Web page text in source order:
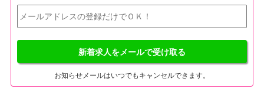
新着求人をメールで受け取る
お知らせメールはいつでもキャンセルできます。